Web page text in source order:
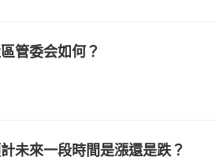
管委会如何？
未來一段時間是漲還是跌？